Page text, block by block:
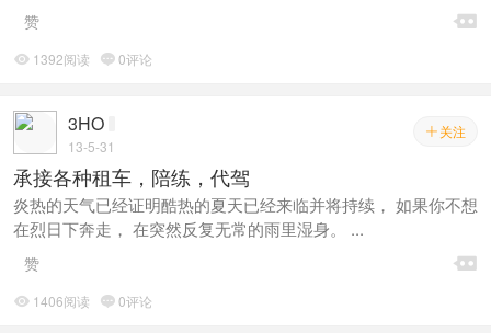

赞
 1392阅读 0评论
 关注
3HO
13-5-31
承接各种租车，陪练，代驾
炎热的天气已经证明酷热的夏天已经来临并将持续， 如果你不想
在烈日下奔走， 在突然反复无常的雨里湿身。 ...

赞
 1406阅读 0评论